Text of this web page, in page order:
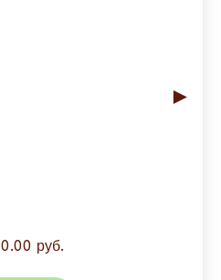
►
руб.